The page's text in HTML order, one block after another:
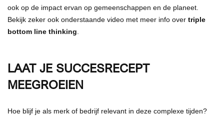
ook op de impact ervan op gemeenschappen en de planeet.
Bekijk zeker ook onderstaande video met meer info over triple
bottom line thinking
LAAT JE SUCCESRECEPT
MEEGROEIEN
Hoe blijf je als merk of bedrijf relevant in deze complexe tijden?